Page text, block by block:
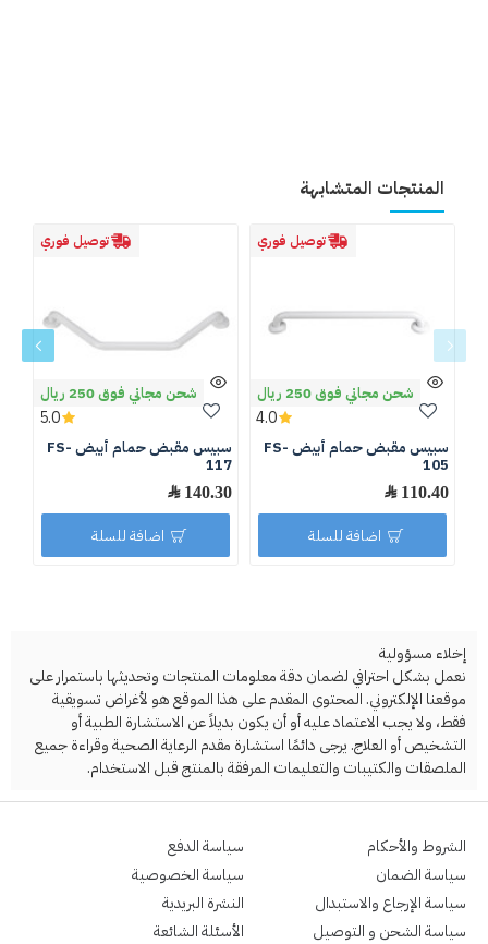
المنتجات المتشابهة
توصيل فوري
شحن مجاني فوق 250 ريال
سبيس مقبض حمام أبيض FS-
105
110.40 ﷼
4.0
اضافة للسلة
توصيل فوري
شحن مجاني فوق 250 ريال
سبيس مقبض حمام أبيض FS-
117
140.30 ﷼
5.0
اضافة للسلة
إخلاء مسؤولية
نعمل بشكل احترافي لضمان دقة معلومات المنتجات وتحديثها باستمرار على
موقعنا الإلكتروني. المحتوى المقدم على هذا الموقع هو لأغراض تسويقية
فقط، ولا يجب الاعتماد عليه أو أن يكون بديلاً عن الاستشارة الطبية أو
التشخيص أو العلاج. يرجى دائمًا استشارة مقدم الرعاية الصحية وقراءة جميع
الملصقات والكتيبات والتعليمات المرفقة بالمنتج قبل الاستخدام.
الشروط والأحكام
سياسة الضمان
سياسة الإرجاع والاستبدال
سياسة الشحن و التوصيل
سياسة الدفع
سياسة الخصوصية
النشرة البريدية
الأسئلة الشائعة